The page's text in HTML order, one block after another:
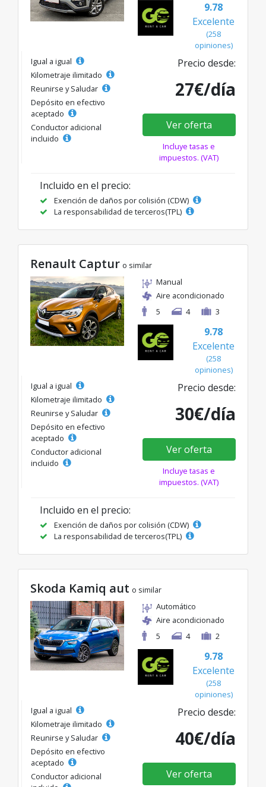
9.78
Excelente
(258
opiniones)
Igual a igual
Kilometraje ilimitado
Reunirse y Saludar
Depósito en efectivo
aceptado
Conductor adicional
incluido
Precio desde:
27€/día
Ver oferta
Incluye tasas e
impuestos. (VAT)
Incluido en el precio:
Exención de daños por colisión (CDW)
La responsabilidad de terceros(TPL)
Renault Captur o similar
Manual
Aire acondicionado
5
4 3
9.78
Excelente
(258
opiniones)
Igual a igual
Kilometraje ilimitado
Reunirse y Saludar
Depósito en efectivo
aceptado
Conductor adicional
incluido
Precio desde:
30€/día
Ver oferta
Incluye tasas e
impuestos. (VAT)
Incluido en el precio:
Exención de daños por colisión (CDW)
La responsabilidad de terceros(TPL)
Skoda Kamiq aut o similar
Automático
Aire acondicionado
5
4 2
9.78
Excelente
(258
opiniones)
Igual a igual
Kilometraje ilimitado
Reunirse y Saludar
Depósito en efectivo
aceptado
Conductor adicional
Precio desde:
40€/día
Ver oferta